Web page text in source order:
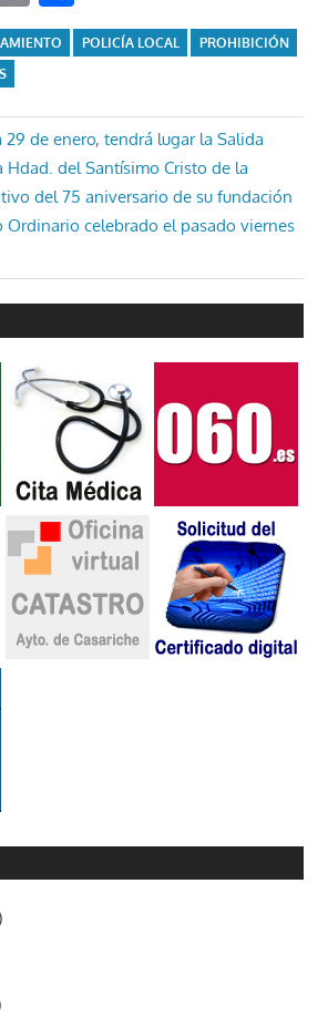
POLICÍA LOCAL
PROHIBICIÓN
29 de enero, tendrá lugar la Salida
Hdad. del Santísimo Cristo de la
del 75 aniversario de su fundación
Ordinario celebrado el pasado viernes